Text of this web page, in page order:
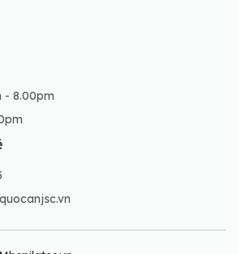
- 8.00pm